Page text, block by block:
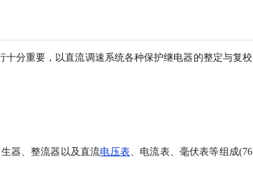
分重要，以直流调速系统各种保护继电器的整定与复校
器、整流器以及直流电压表、电流表、毫伏表等组成(76